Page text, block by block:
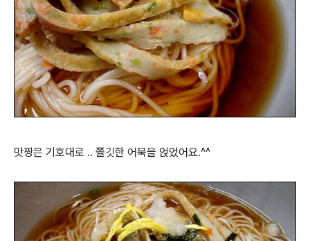
맛짱은 기호대로 .. 쫄깃한 어묵을 얹었어요.^^